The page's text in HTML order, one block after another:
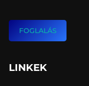
FOGLALÁS
LINKEK